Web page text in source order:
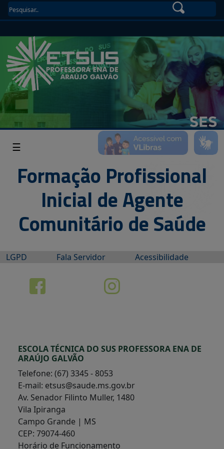
☰
Formação Profissional
Inicial de Agente
Comunitário de Saúde
LGPD Fala Servidor Acessibilidade
ESCOLA TÉCNICA DO SUS PROFESSORA ENA DE
ARAÚJO GALVÃO
Telefone: (67) 3345 - 8053
E-mail: etsus@saude.ms.gov.br
Av. Senador Filinto Muller, 1480
Vila Ipiranga
Campo Grande | MS
CEP: 79074-460
Horário de Funcionamento